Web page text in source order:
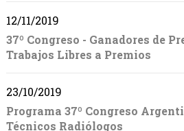
12/11/2019
37º Congreso - Ganadores de
Trabajos Libres a Premios
23/10/2019
Programa 37º Congreso
Técnicos Radiólogos